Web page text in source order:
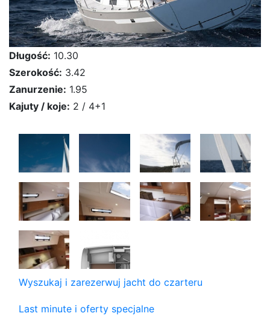
Długość: 10.30
Szerokość: 3.42
Zanurzenie: 1.95
Kajuty / koje: 2 / 4+1
Wyszukaj i zarezerwuj jacht do czarteru
Last minute i oferty specjalne